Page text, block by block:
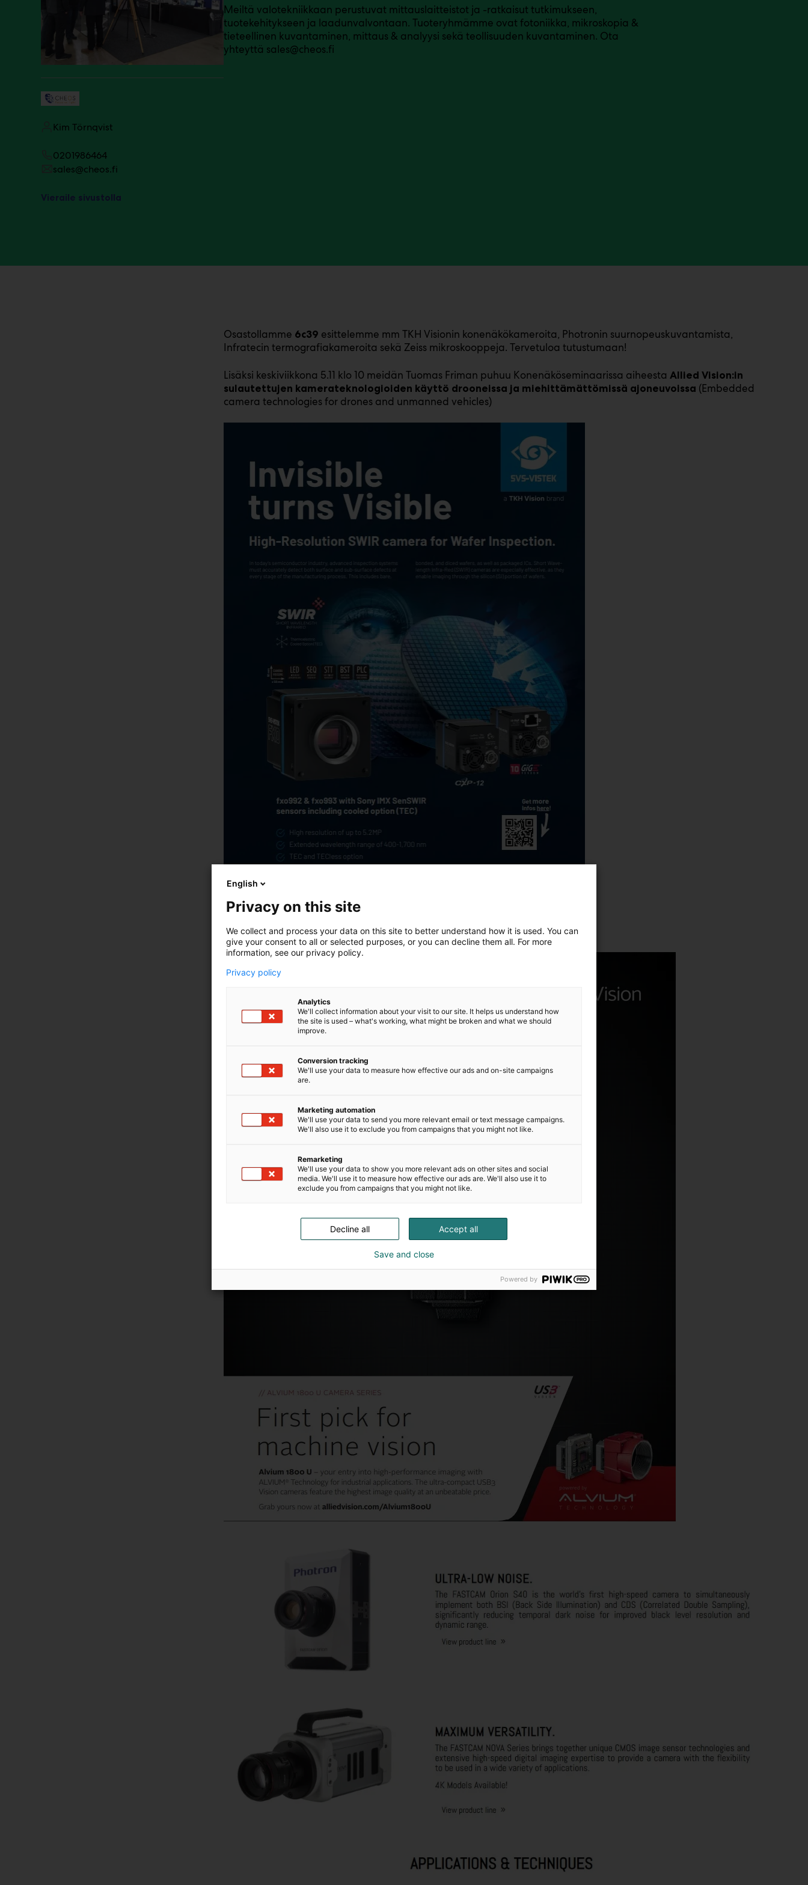
Kim Törnqvist
0201986464
sales@cheos.fi
Vieraile sivustolla
m
ä
:
Meiltä valotekniikkaan perustuvat mittauslaitteistot ja -ratkaisut tutkimukseen,
tuotekehitykseen ja laadunvalvontaan. Tuoteryhmämme ovat fotoniikka, mikroskopia &
tieteellinen kuvantaminen, mittaus & analyysi sekä teollisuuden kuvantaminen. Ota
yhteyttä sales@cheos.fi
Osastollamme 6c39 esittelemme mm TKH Visionin konenäkökameroita, Photronin suurnopeuskuvantamista,
Infratecin termografiakameroita sekä Zeiss mikroskooppeja. Tervetuloa tutustumaan!
Lisäksi keskiviikkona 5.11 klo 10 meidän Tuomas Friman puhuu Konenäköseminaarissa aiheesta Allied Vision:in
sulautettujen kamerateknologioiden käyttö drooneissa ja miehittämättömissä ajoneuvoissa (Embedded
camera technologies for drones and unmanned vehicles)
English
Privacy on this site
We collect and process your data on this site to better understand how it is used. You can
give your consent to all or selected purposes, or you can decline them all. For more
information, see our privacy policy.
Privacy policy
Analytics
We'll collect information about your visit to our site. It helps us understand how
the site is used – what's working, what might be broken and what we should
improve.
Conversion tracking
We'll use your data to measure how effective our ads and on-site campaigns
are.
Marketing automation
We'll use your data to send you more relevant email or text message campaigns.
We'll also use it to exclude you from campaigns that you might not like.
Remarketing
We'll use your data to show you more relevant ads on other sites and social
media. We'll use it to measure how effective our ads are. We'll also use it to
exclude you from campaigns that you might not like.
Accept all
Decline all
Save and close
Powered by